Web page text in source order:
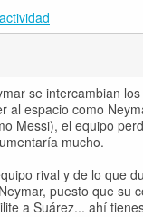
se intercambian
al espacio como
Messi), el equipo
mucho.
rival y de lo que
puesto que su
a Suárez... ahí